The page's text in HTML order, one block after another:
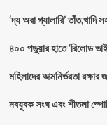
‘দ্য অরা গ্যালারি’ তাঁত,খাদি
৪০০ পড়ুয়ার হাতে ‘রিলোড
মহিলাদের আত্মনির্ভরতা
নবযুবক সংঘ এবং শীতলা